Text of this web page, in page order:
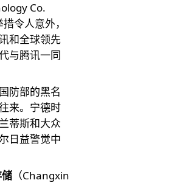
Co.
令人意外，
和全球领先
与腾讯一同
防部的黑名
来。宁德时
蒂斯和大众
日益警觉中
（Changxin